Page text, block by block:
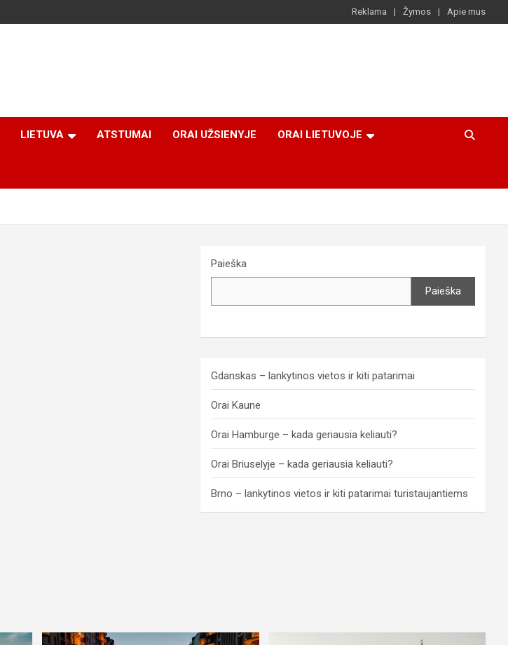
Reklama Žymos Apie mus
LIETUVA ATSTUMAI ORAI UŽSIENYJE ORAI LIETUVOJE
Paieška
Paieška
Gdanskas – lankytinos vietos ir kiti patarimai
Orai Kaune
Orai Hamburge – kada geriausia keliauti?
Orai Briuselyje – kada geriausia keliauti?
Brno – lankytinos vietos ir kiti patarimai turistaujantiems